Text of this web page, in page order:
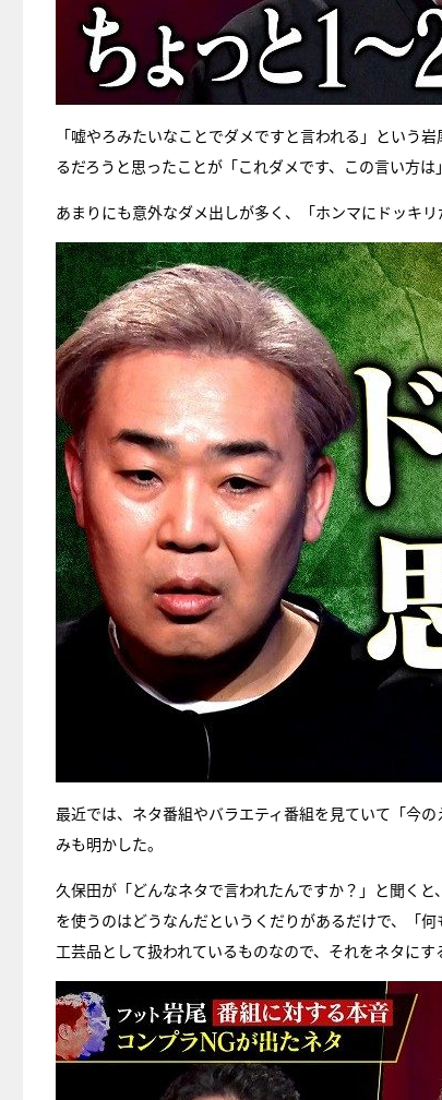
「嘘やろみたいなことでダメですと言われる」という
るだろうと思ったことが「これダメです、この言い方
あまりにも意外なダメ出しが多く、「ホンマにドッキリ
最近では、ネタ番組やバラエティ番組を見ていて「今
みも明かした。
久保田が「どんなネタで言われたんですか？」と聞く
を使うのはどうなんだというくだりがあるだけで、「
工芸品として扱われているものなので、それをネタに